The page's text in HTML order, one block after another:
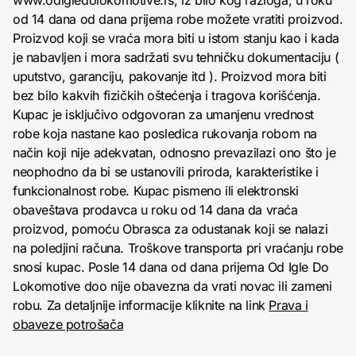
od 14 dana od dana prijema robe možete vratiti proizvod.
Proizvod koji se vraća mora biti u istom stanju kao i kada
je nabavljen i mora sadržati svu tehničku dokumentaciju (
uputstvo, garanciju, pakovanje itd ). Proizvod mora biti
bez bilo kakvih fizičkih oštećenja i tragova korišćenja.
Kupac je isključivo odgovoran za umanjenu vrednost
robe koja nastane kao posledica rukovanja robom na
način koji nije adekvatan, odnosno prevazilazi ono što je
neophodno da bi se ustanovili priroda, karakteristike i
funkcionalnost robe. Kupac pismeno ili elektronski
obaveštava prodavca u roku od 14 dana da vraća
proizvod, pomoću Obrasca za odustanak koji se nalazi
na poledjini računa. Troškove transporta pri vraćanju robe
snosi kupac. Posle 14 dana od dana prijema Od Igle Do
Lokomotive doo nije obavezna da vrati novac ili zameni
robu. Za detaljnije informacije kliknite na link Prava i
obaveze potrošača